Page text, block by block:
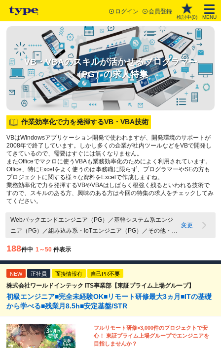
ログイン 会員登録
検討中(0) MENU
VB・VBAのスキルが活かせるプログラマー
（PG）の求人特集
作業効率化で力を発揮するVB・VBA技術
VBはWindowsアプリケーション開発で使われますが、開発環境のサポートが
2008年で終了しています。しかし多くの企業が社内ツールなどをVBで開発し
てきているので、需要はすぐには無くなりません。
またOfficeでマクロに使うVBAも業務効率化のためによく利用されています。
Office、特にExcelをよく使うのは事務職に限らず、プログラマーやSEの方も
プロジェクトに関する様々な資料をExcelで作成しますね。
業務効率化で力を発揮するVBやVBAはしばらく根強く残るといわれる技術で
すので、スキルのある方、興味のある方は今回の特集の求人をチェックしてみ
てください。
Webバックエンドエンジニア（PG）／基幹システム系エンジ
ニア（PG）／組み込み系・IoTエンジニア（PG）／その他・ア
変更
188件中 1～50 件表示
NEW 正社員 面接情報有 自己PR不要
株式会社ワールドインテック ITS事業部【東証プライム上場グループ】
初級エンジニア■完全未経験OK■リモート研修最大3ヵ月■ITの基礎
から学べる■残業月8.5h■安定基盤/STR
フルリモート研修×3,000件のプロジェクトで安
心！ 東証プライム上場グループでエンジニアを
目指しませんか？